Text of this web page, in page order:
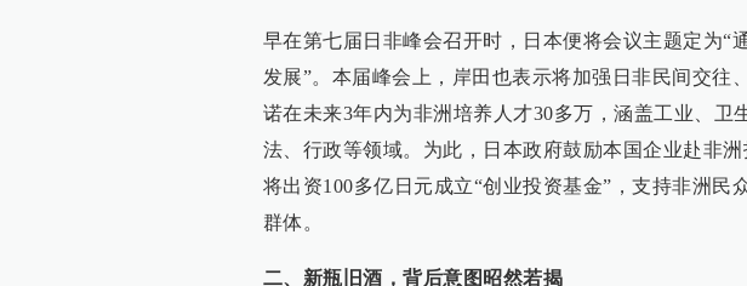
早在第七届日非峰会召开时，日本便将会议主题定为“
发展”。本届峰会上，岸田也表示将加强日非民间交往
诺在未来3年内为非洲培养人才30多万，涵盖工业、卫
法、行政等领域。为此，日本政府鼓励本国企业赴非
将出资100多亿日元成立“创业投资基金”，支持非洲民
群体。
二、新瓶旧酒，背后意图昭然若揭